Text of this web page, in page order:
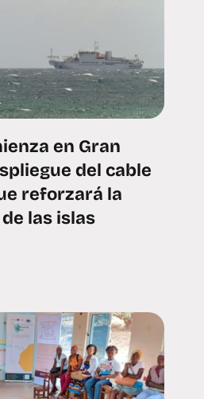
en Gran
del cable
reforzará la
las islas